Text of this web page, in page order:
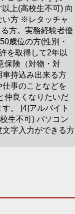
上(高校生不可) 向
い方 ※レタッチャ
方。実務経験者優
歳位の方(性別・
を取得して2年以
保険（対物・対
車持込み出来る方
事のことなどを
仲良くなりたいだ
。 [4]アルバイト
生不可) パソコン
字入力ができる方